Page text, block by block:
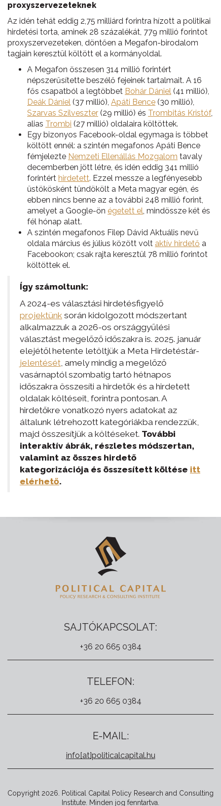
proxyszervezeteknek
Az idén tehát eddig 2,75 milliárd forintra hízott a politikai
hirdetési torta, aminek 28 százalékát, 779 millió forintot
proxyszervezeteken, döntően a Megafon-birodalom
tagjain keresztül költött el a kormányoldal.
A Megafon összesen 314 millió forintért
népszerűsítette beszélő fejeinek tartalmait. A 16
fős csapatból a legtöbbet Bohár Dániel (41 millió),
Deák Dániel (37 millió), Apáti Bence (30 millió),
Szarvas Szilveszter (29 millió) és Trombitás Kristóf,
alias Trombi (27 millió) oldalaira költöttek.
Egy bizonyos Facebook-oldal egymaga is többet
költött ennél: a szintén megafonos Apáti Bence
fémjelezte Nemzeti Ellenállás Mozgalom tavaly
decemberben jött létre, és idén eddig 341 millió
forintért hirdetett. Ezzel messze a legfényesebb
üstökösként tündökölt a Meta magyar egén, és
ebben nincs benne az a további 248 millió forint,
amelyet a Google-ön égetett el, mindössze két és
fél hónap alatt.
A szintén megafonos Filep Dávid Aktuális nevű
oldala március és július között volt aktív hirdető a
Facebookon; csak rajta keresztül 78 millió forintot
költöttek el.
Így számoltunk:
A 2024-es választási hirdetésfigyelő
projektünk során kidolgozott módszertant
alkalmazzuk a 2026-os országgyűlési
választást megelőző időszakra is. 2025. január
elejétől hetente letöltjük a Meta Hirdetéstár-
jelentését, amely mindig a megelőző
vasárnaptól szombatig tartó hétnapos
időszakra összesíti a hirdetők és a hirdetett
oldalak költéseit, forintra pontosan. A
hirdetőkre vonatkozó nyers adatokat az
általunk létrehozott kategóriákba rendezzük,
majd összesítjük a költéseket. További
interaktív ábrák, részletes módszertan,
valamint az összes hirdető
kategorizációja és összesített költése itt
elérhető.
SAJTÓKAPCSOLAT:
+36 20 665 0384
TELEFON:
+36 20 665 0384
E-MAIL:
info[at]politicalcapital.hu
Copyright 2026. Political Capital Policy Research and Consulting
Institute. Minden jog fenntartva.